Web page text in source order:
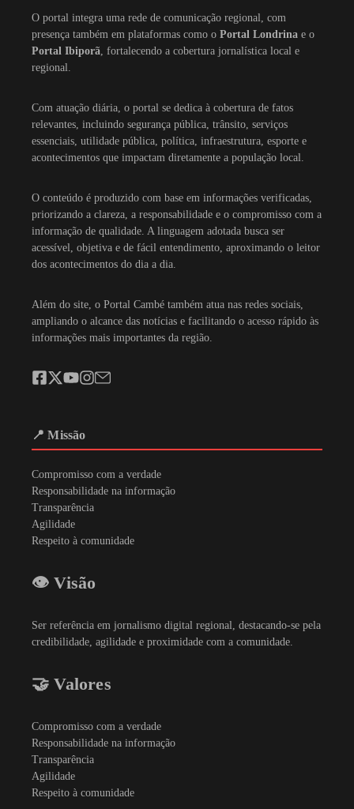
O portal integra uma rede de comunicação regional, com
presença também em plataformas como o Portal Londrina e o
Portal Ibiporã , fortalecendo a cobertura jornalística local e
regional.
Com atuação diária, o portal se dedica à cobertura de fatos
relevantes, incluindo segurança pública, trânsito, serviços
essenciais, utilidade pública, política, infraestrutura, esporte e
acontecimentos que impactam diretamente a população local.
O conteúdo é produzido com base em informações verificadas,
priorizando a clareza, a responsabilidade e o compromisso com a
informação de qualidade. A linguagem adotada busca ser
acessível, objetiva e de fácil entendimento, aproximando o leitor
dos acontecimentos do dia a dia.
Além do site, o Portal Cambé também atua nas redes sociais,
ampliando o alcance das notícias e facilitando o acesso rápido às
informações mais importantes da região.
📍 Missão
Compromisso com a verdade
Responsabilidade na informação
Transparência
Agilidade
Respeito à comunidade
👁️ Visão
Ser referência em jornalismo digital regional, destacando-se pela
credibilidade, agilidade e proximidade com a comunidade.
🤝 Valores
Compromisso com a verdade
Responsabilidade na informação
Transparência
Agilidade
Respeito à comunidade